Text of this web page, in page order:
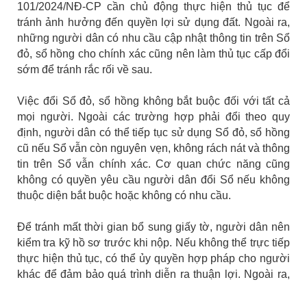
101/2024/NĐ-CP cần chủ động thực hiện thủ tục để
tránh ảnh hưởng đến quyền lợi sử dụng đất. Ngoài ra,
những người dân có nhu cầu cập nhật thông tin trên Sổ
đỏ, sổ hồng cho chính xác cũng nên làm thủ tục cấp đổi
sớm để tránh rắc rối về sau.
Việc đổi Sổ đỏ, sổ hồng không bắt buộc đối với tất cả
mọi người. Ngoài các trường hợp phải đổi theo quy
định, người dân có thể tiếp tục sử dụng Sổ đỏ, sổ hồng
cũ nếu Sổ vẫn còn nguyên vẹn, không rách nát và thông
tin trên Sổ vẫn chính xác. Cơ quan chức năng cũng
không có quyền yêu cầu người dân đổi Sổ nếu không
thuộc diện bắt buộc hoặc không có nhu cầu.
Để tránh mất thời gian bổ sung giấy tờ, người dân nên
kiểm tra kỹ hồ sơ trước khi nộp. Nếu không thể trực tiếp
thực hiện thủ tục, có thể ủy quyền hợp pháp cho người
khác để đảm bảo quá trình diễn ra thuận lợi. Ngoài ra,